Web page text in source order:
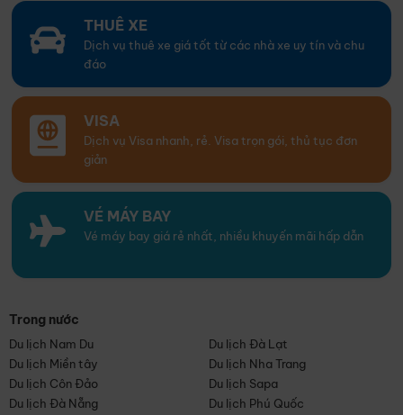
THUÊ XE
Dịch vụ thuê xe giá tốt từ các nhà xe uy tín và chu
đáo
VISA
Dịch vụ Visa nhanh, rẻ. Visa trọn gói, thủ tục đơn
giản
VÉ MÁY BAY
Vé máy bay giá rẻ nhất, nhiều khuyến mãi hấp dẫn
Trong nước
Du lịch Nam Du
Du lịch Đà Lạt
Du lịch Miền tây
Du lịch Nha Trang
Du lịch Côn Đảo
Du lịch Sapa
Du lịch Đà Nẵng
Du lịch Phú Quốc